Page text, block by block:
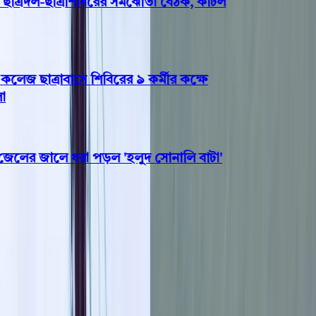
ছাত্রশিবিরের সমঝোতা বৈঠক, কাটল
ছাত্রাবাসে শিবিরের ৯ কর্মীর কক্ষে
জালে ধরা পড়ল 'হলুদ সোনালি বাটা'
পাথরঘাটায় নিরাপদ পানি
নিশ্চিকরণে গণশুনানি